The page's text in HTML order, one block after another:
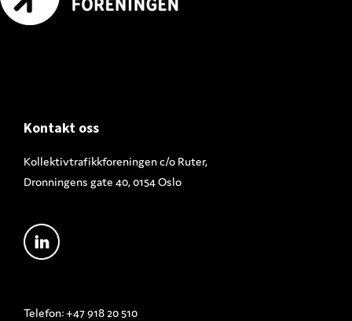
Footer
Kontakt oss
Kollektivtrafikkforeningen c/o Ruter,
Dronningens gate 40, 0154 Oslo
Telefon: +47 918 20 510